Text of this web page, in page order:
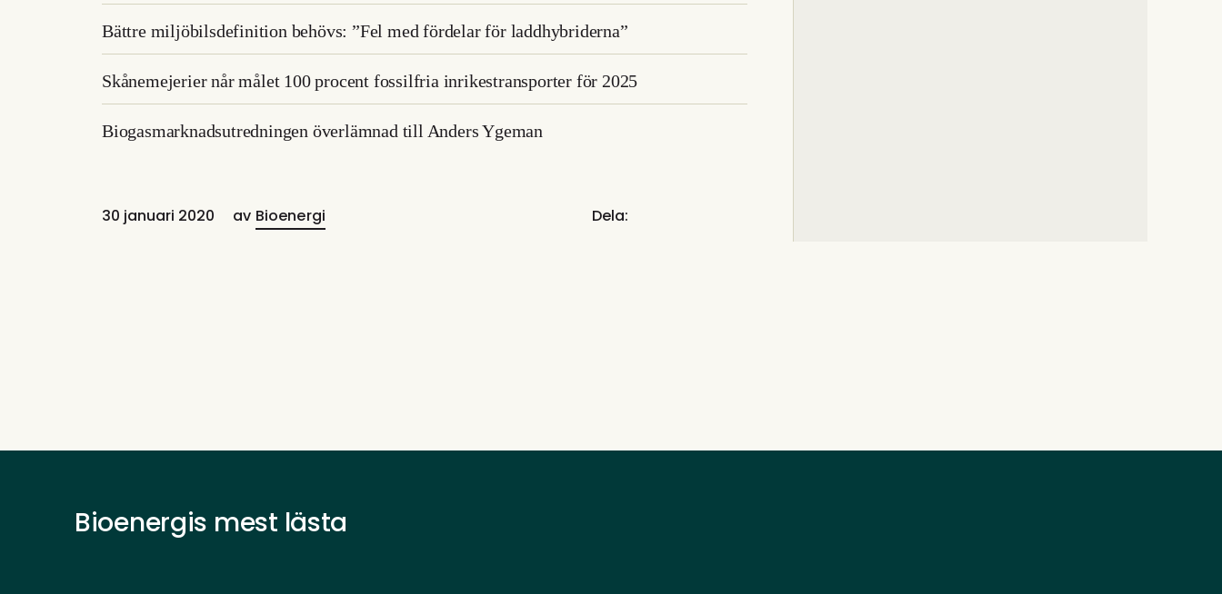
Bättre miljöbilsdefinition behövs: ”Fel med fördelar för laddhybriderna”
Skånemejerier når målet 100 procent fossilfria inrikestransporter för 2025
Biogasmarknadsutredningen överlämnad till Anders Ygeman
30 januari 2020 av Bioenergi Dela:
Bioenergis mest lästa